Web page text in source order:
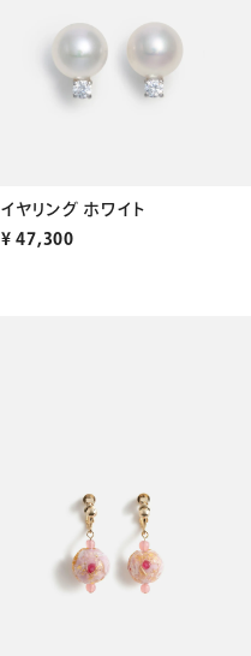
イヤリング ホワイト
¥ 47,300